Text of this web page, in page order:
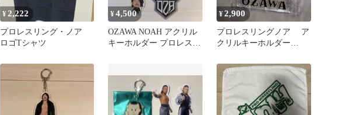
¥2,222
プロレスリング・ノア
ロゴTシャツ
¥4,500
OZAWA NOAH アクリル
キーホルダー プロレスリ
¥2,900
プロレスリングノア ア
クリルキーホルダー